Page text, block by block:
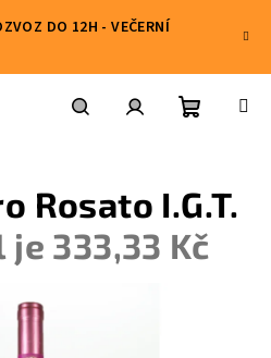
DO 12H - VEČERNÍ
košík
Rosato I.G.T.
je 333,33 Kč